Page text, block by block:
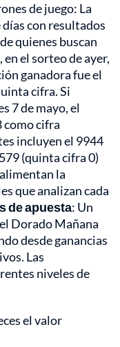
de juego: La
días con resultados
quienes buscan
el sorteo de ayer,
ganadora fue el
cifra. Si
7 de mayo, el
como cifra
incluyen el 9944
(quinta cifra 0)
la
que analizan cada
de apuesta: Un
Dorado Mañana
desde ganancias
Las
niveles de
el valor